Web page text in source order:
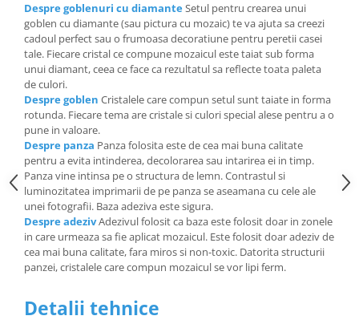
Despre goblenuri cu diamanteSetul pentru crearea unui
goblen cu diamante (sau pictura cu mozaic) te va ajuta sa creezi
cadoul perfect sau o frumoasa decoratiune pentru peretii casei
tale. Fiecare cristal ce compune mozaicul este taiat sub forma
unui diamant, ceea ce face ca rezultatul sa reflecte toata paleta
de culori.
Despre goblen Cristalele care compun setul sunt taiate in forma
rotunda. Fiecare tema are cristale si culori special alese pentru a o
pune in valoare.
Despre panza Panza folosita este de cea mai buna calitate
pentru a evita intinderea, decolorarea sau intarirea ei in timp.
Panza vine intinsa pe o structura de lemn. Contrastul si
luminozitatea imprimarii de pe panza se aseamana cu cele ale
unei fotografii. Baza adeziva este sigura.
Despre adezivAdezivul folosit ca baza este folosit doar in zonele
in care urmeaza sa fie aplicat mozaicul. Este folosit doar adeziv de
cea mai buna calitate, fara miros si non-toxic. Datorita structurii
panzei, cristalele care compun mozaicul se vor lipi ferm.
Detalii tehnice